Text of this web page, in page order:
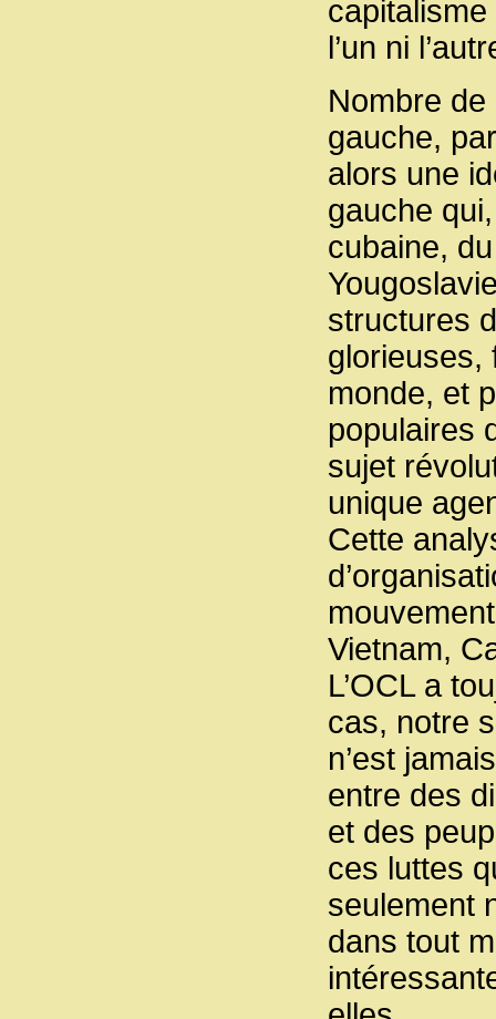
capitalisme
l’un ni
Nombre
gauche,
alors une
gauche
cubaine,
structures
glorieuses,
monde, et
populaires
sujet
unique
Cette
Vietnam,
L’OCL a
cas, notre
n’est
entre des
et des
ces luttes
seulement
dans tout